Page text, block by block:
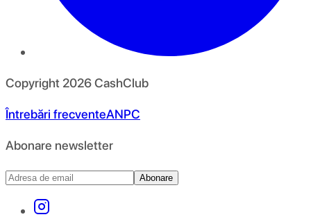
Copyright 2026CashClub
Întrebări frecventeANPC
Abonare newsletter
Abonare